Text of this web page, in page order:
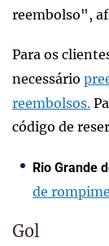
reembolso",
Para os
necessário
reembolsos.
código de
Rio Grande
de
Gol